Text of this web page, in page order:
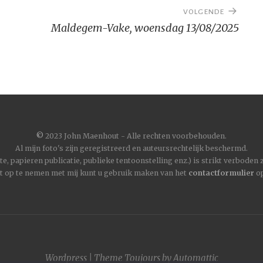
VOLGENDE
Maldegem-Vake, woensdag 13/08/2025
© 2023 John Maenhout - Alle rechten voorbehouden.
Al mijn foto's zijn geregistreerd en auteursrechtelijk beschermd.
papieren publicatie, publieke tentoonstelling enz.) is strikt
op te nemen met mij kunt u gebruik maken van het contactformulier
Wordpress| Theme ToujoursbyAutomattic